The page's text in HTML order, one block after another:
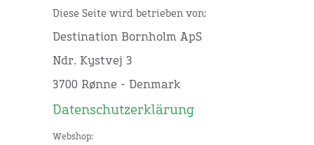
Diese Seite wird betrieben von:
Destination Bornholm ApS
Ndr. Kystvej 3
3700 Rønne - Denmark
Datenschutzerklärung
Webshop: